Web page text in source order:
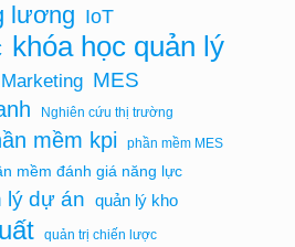
lương IoT
khóa học quản lý
Marketing MES
Nghiên cứu thị trường
mềm kpi phần mềm MES
mềm đánh giá năng lực
lý dự án quản lý kho
quản trị chiến lược